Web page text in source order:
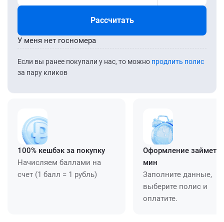
Рассчитать
Если вы ранее покупали у нас, то можно продлить полис
за пару кликов
У меня нет госномера
100% кешбэк за покупку
Начисляем баллами на
счет (1 балл = 1 рубль)
Оформление займет
мин
Заполните данные,
выберите полис и
оплатите.